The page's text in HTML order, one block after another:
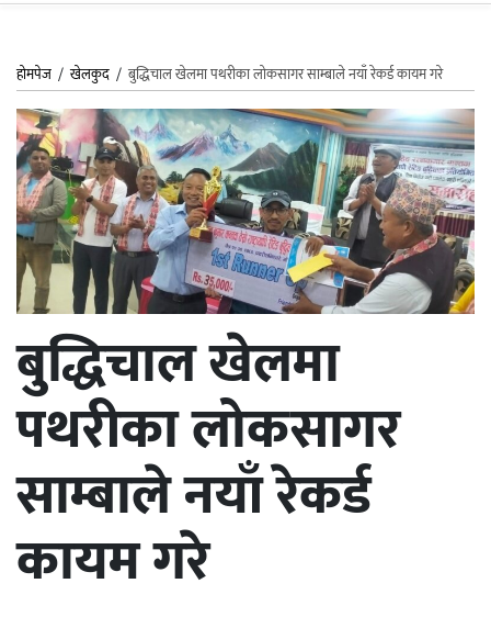
होमपेज /खेलकुद / बुद्धिचाल खेलमा पथरीका लोकसागर साम्बाले नयाँ रेकर्ड कायम गरे
बुद्धिचाल खेलमा
पथरीका लोकसागर
साम्बाले नयाँ रेकर्ड
कायम गरे